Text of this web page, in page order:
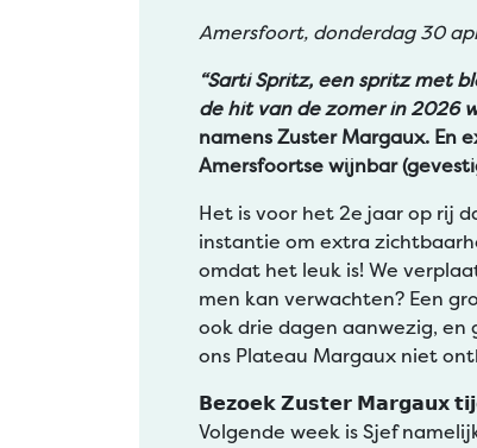
Amersfoort, donderdag 30
“Sarti Spritz, een spritz met
de hit van de zomer in 2026
namens Zuster Margaux. En
Amersfoortse wijnbar
Het is voor het 2e jaar op rij
instantie om extra
omdat het leuk is! We
men kan verwachten? Een
ook drie dagen aanwezig, en
ons Plateau Margaux niet
𝗕𝗲𝘇𝗼𝗲𝗸 𝗭𝘂𝘀𝘁𝗲𝗿 𝗠𝗮𝗿𝗴𝗮𝘂𝘅
Volgende week is Sjef